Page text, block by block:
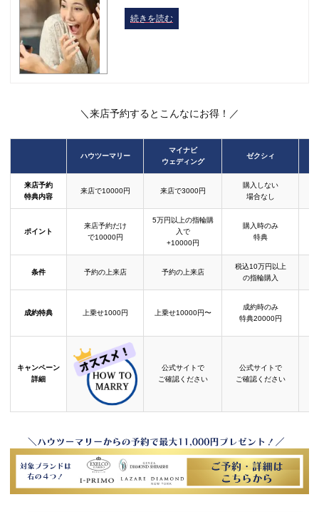
続きを読む
＼来店予約するとこんなにお得！／
ハウツーマリー
マイナビ
ウェディング
ゼクシィ
来店予約
特典内容
来店で10000円 来店で3000円
購入しない
場合なし
ポイント
来店予約だけ
で10000円
5万円以上の指輪購
入で
+10000円
購入時のみ
特典
条件 予約の上来店 予約の上来店
税込10万円以上
の指輪購入
成約特典 上乗せ1000円 上乗せ10000円〜
成約時のみ
特典20000円
キャンペーン
詳細
公式サイトで
ご確認ください
公式サイトで
ご確認ください